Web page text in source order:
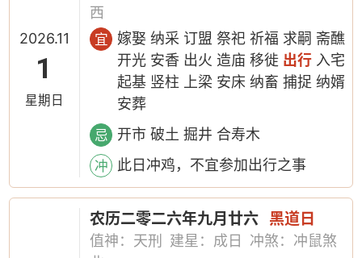
2026.11
1
星期日
西
宜
嫁娶 纳采 订盟 祭祀 祈福 求嗣 斋醮
开光 安香 出火 造庙 移徙 出行 入宅
起基 竖柱 上梁 安床 纳畜 捕捉 纳婿
安葬
忌 开市 破土 掘井 合寿木
冲 此日冲鸡，不宜参加出行之事
农历二零二六年九月廿六 黑道日
值神：天刑 建星：成日
冲煞：冲鼠煞